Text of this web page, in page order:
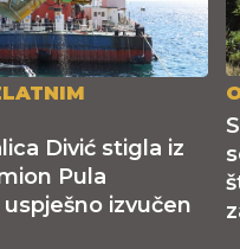
Divić stigla iz
Pula
izvučen